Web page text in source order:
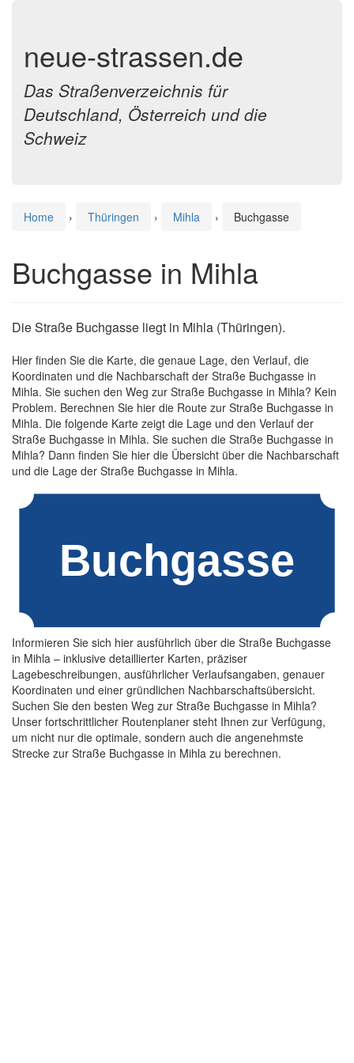
neue-strassen.de
Das Straßenverzeichnis für
Deutschland, Österreich und die
Schweiz
Home › Thüringen › Mihla › Buchgasse
Buchgasse in Mihla
Die Straße Buchgasse liegt in Mihla (Thüringen).
Hier finden Sie die Karte, die genaue Lage, den Verlauf, die
Koordinaten und die Nachbarschaft der Straße Buchgasse in
Mihla. Sie suchen den Weg zur Straße Buchgasse in Mihla? Kein
Problem. Berechnen Sie hier die Route zur Straße Buchgasse in
Mihla. Die folgende Karte zeigt die Lage und den Verlauf der
Straße Buchgasse in Mihla. Sie suchen die Straße Buchgasse in
Mihla? Dann finden Sie hier die Übersicht über die Nachbarschaft
und die Lage der Straße Buchgasse in Mihla.
Informieren Sie sich hier ausführlich über die Straße Buchgasse
in Mihla – inklusive detaillierter Karten, präziser
Lagebeschreibungen, ausführlicher Verlaufsangaben, genauer
Koordinaten und einer gründlichen Nachbarschaftsübersicht.
Suchen Sie den besten Weg zur Straße Buchgasse in Mihla?
Unser fortschrittlicher Routenplaner steht Ihnen zur Verfügung,
um nicht nur die optimale, sondern auch die angenehmste
Strecke zur Straße Buchgasse in Mihla zu berechnen.